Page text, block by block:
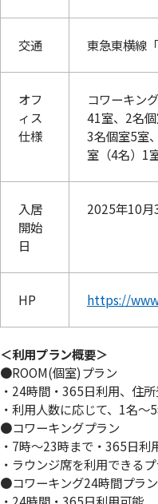
交通 東急東横線
オフ
ィス
仕様
コワーキン
41室、2名個
3名個室5室
室（4名）1
入居
開始
日
2025年10月
HP https://
＜利用プラン概要＞
●ROOM(個室)プラン
・24時間・365日利用、住
・利用人数に応じて、1名～
●コワーキングプラン
・7時～23時まで・365日利
・ラウンジ席を利用できる
●コワーキング24時間プラン